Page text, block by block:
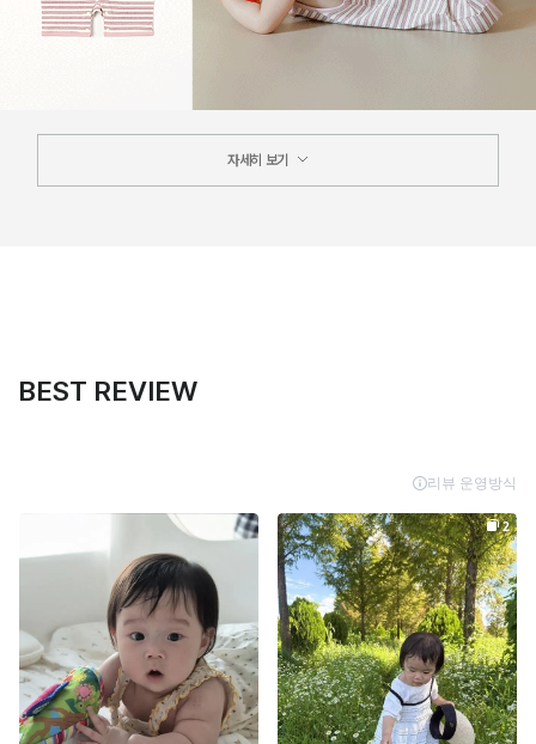
자세히 보기
BEST REVIEW